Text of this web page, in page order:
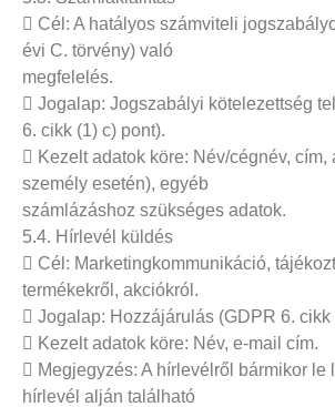
 Cél: A hatályos számviteli
évi C. törvény) való
megfelelés.
 Jogalap: Jogszabályi kötelezettség
6. cikk (1) c) pont).
 Kezelt adatok köre: Név/cégnév, cím,
személy esetén), egyéb
számlázáshoz szükséges adatok.
5.4. Hírlevél küldés
 Cél: Marketingkommunikáció,
termékekről, akciókról.
 Jogalap: Hozzájárulás (GDPR 6. cikk
 Kezelt adatok köre: Név, e-mail cím.
 Megjegyzés: A hírlevélről bármikor le
hírlevél alján található